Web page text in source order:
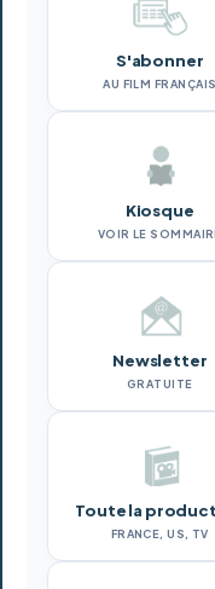
S'abonner
AU FILM FRANÇAIS
Kiosque
VOIR LE
Newsletter
GRATUITE
Toute la
FRANCE, US, TV